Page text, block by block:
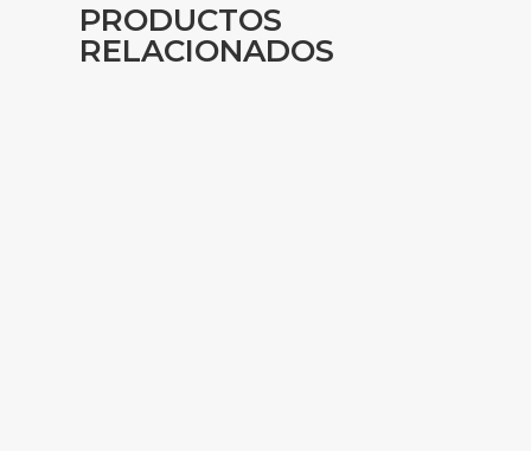
PRODUCTOS
RELACIONADOS